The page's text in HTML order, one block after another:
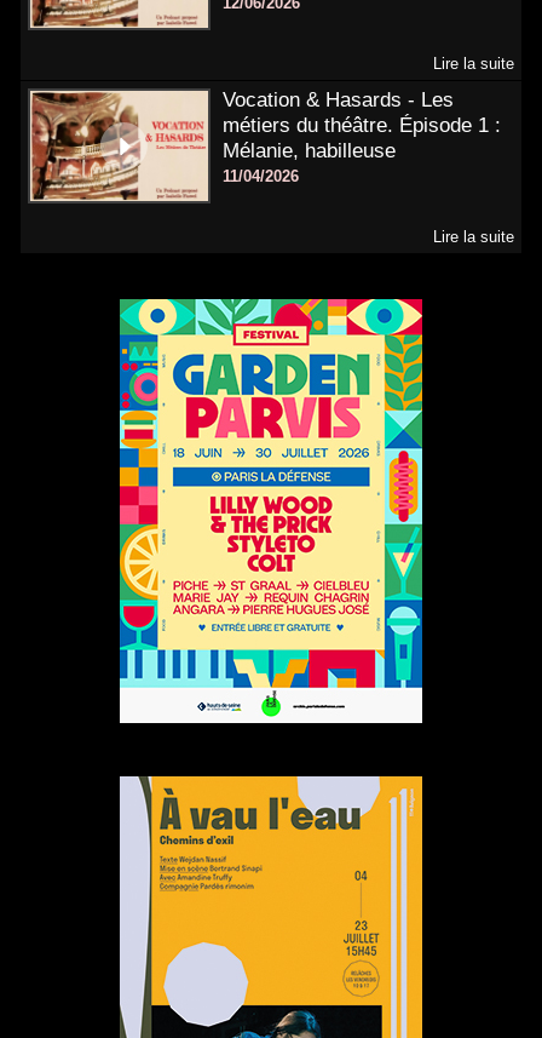
Lire la suite
Vocation & Hasards - Les
métiers du théâtre. Épisode 1 :
Mélanie, habilleuse
11/04/2026
Lire la suite